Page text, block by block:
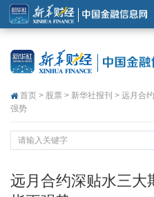
首页 > 股票 > 新华社报刊 > 远月合
强势
远月合约深贴水三大